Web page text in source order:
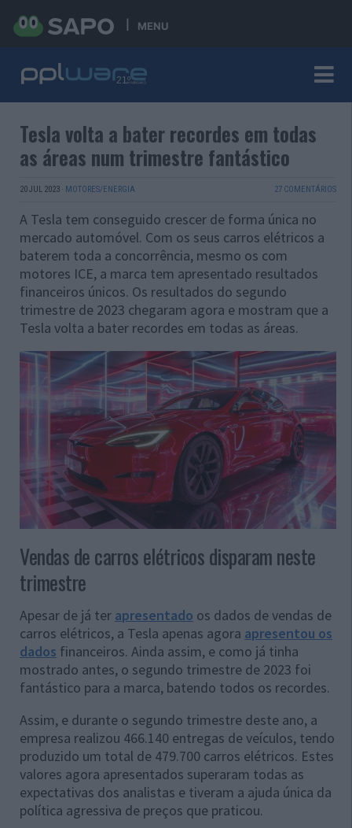
MENU
Tesla volta a bater recordes em todas
as áreas num trimestre fantástico
20 JUL 2023 · MOTORES/ENERGIA 27 COMENTÁRIOS
A Tesla tem conseguido crescer de forma única no
mercado automóvel. Com os seus carros elétricos a
baterem toda a concorrência, mesmo os com
motores ICE, a marca tem apresentado resultados
financeiros únicos. Os resultados do segundo
trimestre de 2023 chegaram agora e mostram que a
Tesla volta a bater recordes em todas as áreas.
Vendas de carros elétricos disparam neste
trimestre
Apesar de já ter apresentado os dados de vendas de
carros elétricos, a Tesla apenas agora apresentou os
dados financeiros. Ainda assim, e como já tinha
mostrado antes, o segundo trimestre de 2023 foi
fantástico para a marca, batendo todos os recordes.
Assim, e durante o segundo trimestre deste ano, a
empresa realizou 466.140 entregas de veículos, tendo
produzido um total de 479.700 carros elétricos. Estes
valores agora apresentados superaram todas as
expectativas dos analistas e tiveram a ajuda única da
política agressiva de preços que praticou.